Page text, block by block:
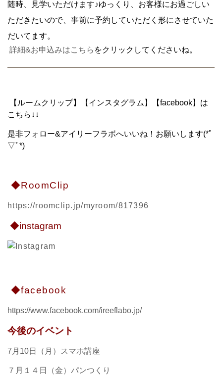
随時、見学いただけます♪ゆっくり、お客様にお過ごしい
ただきたいので、事前に予約していただく形にさせていた
だいてます。
詳細&お申込みはこちら をクリックしてくださいね。
【ルームクリップ】【インスタグラム】【facebook】は
こちら↓↓
是非フォロー&アイリーフラボへいいね！お願いします(*ﾟ
▽ﾟ*)
◆RoomClip
https://roomclip.jp/myroom/817396
◆instagram
◆facebook
https://www.facebook.com/ireeflabo.jp/
今後のイベント
7月10日（月）スマホ講座
７月１４日（金）パンつくり